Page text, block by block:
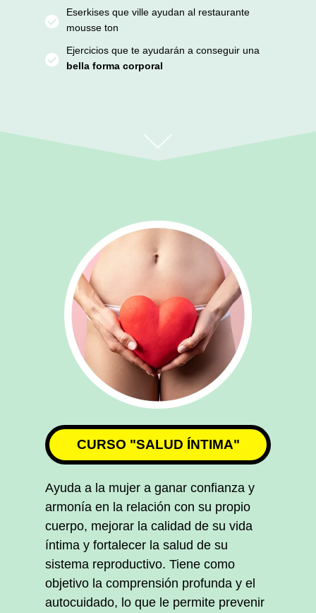
Eserkises que ville ayudan al restaurante
mousse ton
Ejercicios que te ayudarán a conseguir una
bella forma corporal
CURSO "SALUD ÍNTIMA"
Ayuda a la mujer a ganar confianza y
armonía en la relación con su propio
cuerpo, mejorar la calidad de su vida
íntima y fortalecer la salud de su
sistema reproductivo. Tiene como
objetivo la comprensión profunda y el
autocuidado, lo que le permite prevenir